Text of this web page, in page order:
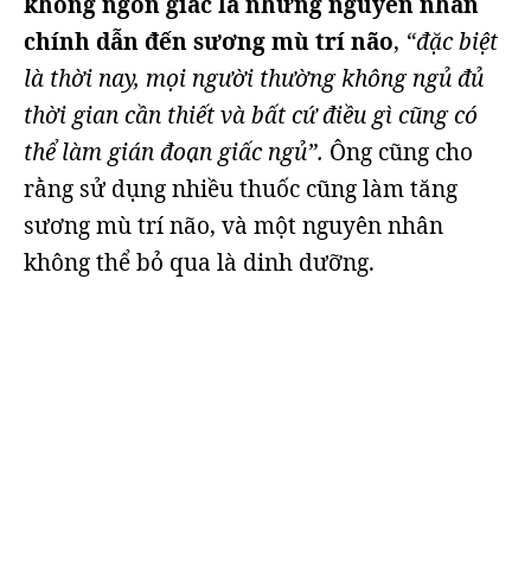
chính dẫn đến sương mù trí não, “đặc biệt
là thời nay, mọi người thường không ngủ đủ
thời gian cần thiết và bất cứ điều gì cũng có
thể làm gián đoạn giấc ngủ”. Ông cũng cho
rằng sử dụng nhiều thuốc cũng làm tăng
sương mù trí não, và một nguyên nhân
không thể bỏ qua là dinh dưỡng.